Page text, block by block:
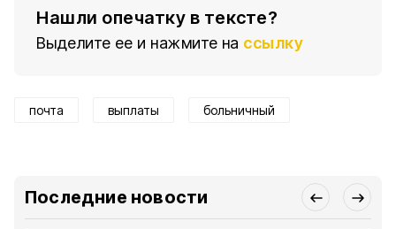
Нашли опечатку в тексте?
Выделите ее и нажмите на ссылку
почта выплаты больничный
Последние новости